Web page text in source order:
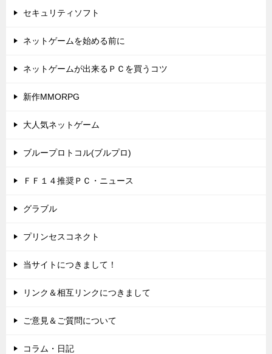
セキュリティソフト
ネットゲームを始める前に
ネットゲームが出来るＰＣを買うコツ
新作MMORPG
大人気ネットゲーム
ブループロトコル(ブルプロ)
ＦＦ１４推奨ＰＣ・ニュース
グラブル
プリンセスコネクト
当サイトにつきまして！
リンク＆相互リンクにつきまして
ご意見＆ご質問について
コラム・日記